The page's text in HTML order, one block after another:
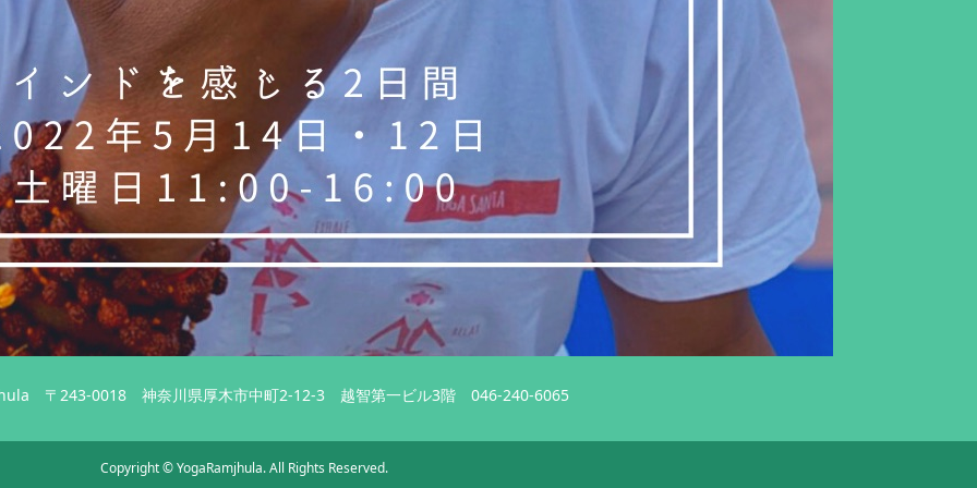
〒243-0018 神奈川県厚木市中町2-12-3 越智第一ビル3階 046-240-6065
Copyright©YogaRamjhula. All Rights Reserved.